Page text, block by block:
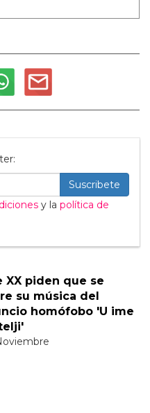
Suscribete
y la política de
XX piden que se
su música del
homófobo 'U ime